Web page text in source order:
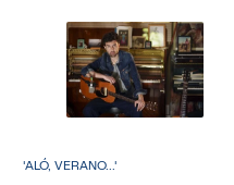
'ALÓ, VERANO...'